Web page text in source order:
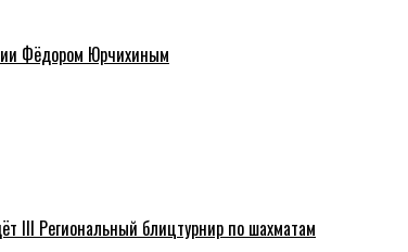
Фёдором Юрчихиным
III Региональный блицтурнир по шахматам